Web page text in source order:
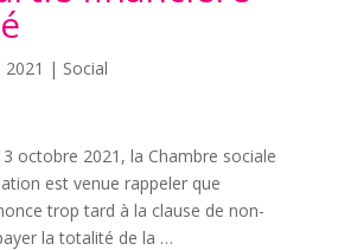
| Social
octobre 2021, la Chambre sociale
est venue rappeler que
trop tard à la clause de non-
la totalité de la …